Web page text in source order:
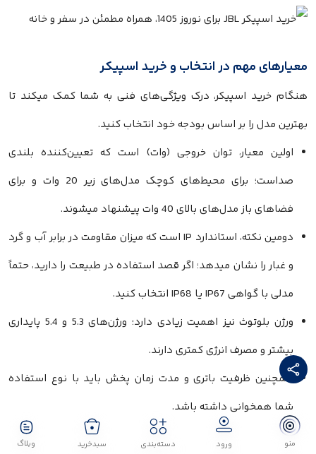
منو ورود دسته‌بندی سبدخرید وبلاگ
معیارهای مهم در انتخاب و خرید اسپیکر
هنگام خرید اسپیکر، درک ویژگی‌های فنی به شما کمک میکند تا
بهترین مدل را بر اساس بودجه خود انتخاب کنید.
اولین معیار، توان خروجی (وات) است که تعیین‌کننده بلندی
صداست؛ برای محیط‌های کوچک مدل‌های زیر 20 وات و برای
فضاهای باز مدل‌های بالای 40 وات پیشنهاد میشوند.
دومین نکته، استاندارد IP است که میزان مقاومت در برابر آب و گرد
و غبار را نشان میدهد؛ اگر قصد استفاده در طبیعت را دارید، حتماً
مدلی با گواهی IP67 یا IP68 انتخاب کنید.
ورژن بلوتوث نیز اهمیت زیادی دارد؛ ورژن‌های 5.3 و 5.4 پایداری
بیشتر و مصرف انرژی کمتری دارند.
همچنین ظرفیت باتری و مدت زمان پخش باید با نوع استفاده
شما همخوانی داشته باشد.
در نهایت، وجود فناوری‌هایی مانند Auracast یا PartyBoost برای